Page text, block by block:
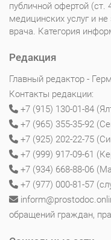
публичной офертой
медицинских услуг и
врача. Категория
Редакция
Главный редактор -
Контакты редакции:
+7 (915) 130-01-84
+7 (965) 355-35-92
+7 (925) 202-22-75
+7 (999) 917-09-61
+7 (934) 668-88-06
+7 (977) 000-81-57
обращений граждан,